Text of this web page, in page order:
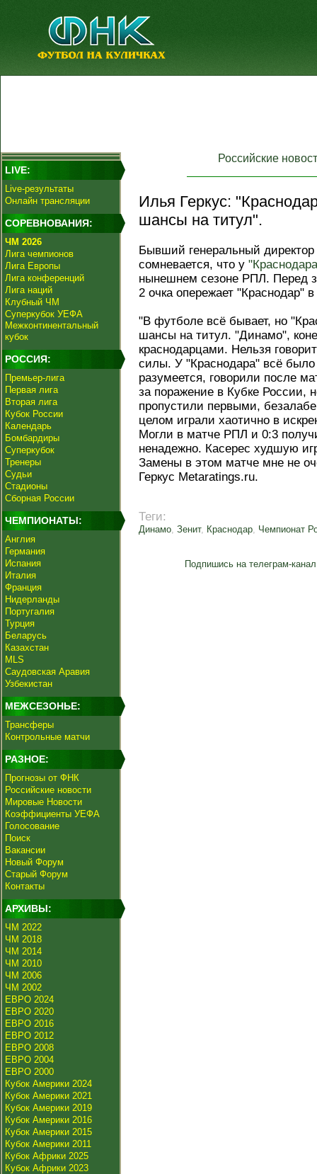
LIVE:
Live-результаты
Онлайн трансляции
СОРЕВНОВАНИЯ:
ЧМ 2026
Лига чемпионов
Лига Европы
Лига конференций
Лига наций
Клубный ЧМ
Суперкубок УЕФА
Межконтинентальный
кубок
РОССИЯ:
Премьер-лига
Первая лига
Вторая лига
Кубок России
Календарь
Бомбардиры
Суперкубок
Тренеры
Судьи
Стадионы
Сборная России
ЧЕМПИОНАТЫ:
Англия
Германия
Испания
Италия
Франция
Нидерланды
Португалия
Турция
Беларусь
Казахстан
MLS
Саудовская Аравия
Узбекистан
МЕЖСЕЗОНЬЕ:
Трансферы
Контрольные матчи
РАЗНОЕ:
Прогнозы от ФНК
Российские новости
Мировые Новости
Коэффициенты УЕФА
Голосование
Поиск
Вакансии
Новый Форум
Старый Форум
Контакты
АРХИВЫ:
ЧМ 2022
ЧМ 2018
ЧМ 2014
ЧМ 2010
ЧМ 2006
ЧМ 2002
ЕВРО 2024
ЕВРО 2020
ЕВРО 2016
ЕВРО 2012
ЕВРО 2008
ЕВРО 2004
ЕВРО 2000
Кубок Америки 2024
Кубок Америки 2021
Кубок Америки 2019
Кубок Америки 2016
Кубок Америки 2015
Кубок Америки 2011
Кубок Африки 2025
Кубок Африки 2023
Российские
Илья Геркус:
шансы на титул".
Бывший генеральный директор
сомневается, что у
нынешнем сезоне РПЛ. Перед
2 очка опережает "Краснодар"
"В футболе всё бывает, но
шансы на титул. "Динамо",
краснодарцами. Нельзя
силы. У "Краснодара" всё
разумеется, говорили после
за поражение в Кубке России,
пропустили первыми,
целом играли хаотично в
Могли в матче РПЛ и 0:3
ненадежно. Касерес худшую
Замены в этом матче мне не
Геркус Metaratings.ru.
Теги:
Динамо, Зенит, Краснодар, Чемпионат
Подпишись на телеграм-